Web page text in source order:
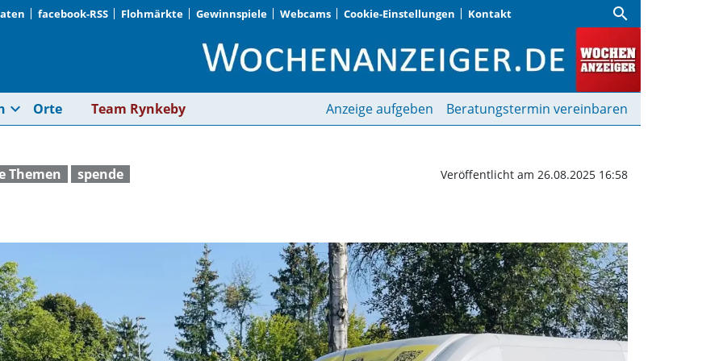
facebook-RSS Flohmärkte Gewinnspiele Webcams Cookie-Einstellungen Kontakt search
Hilfe auf vier Rädern | Wochenanzeiger
expand_more Orte Team Rynkeby Anzeige aufgeben Beratungstermin vereinbaren
Themen spende Veröffentlicht am 26.08.2025 16:58